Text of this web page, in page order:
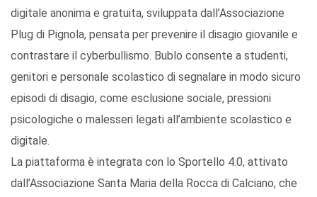
digitale anonima e gratuita, sviluppata dall’Associazione
Plug di Pignola, pensata per prevenire il disagio giovanile e
contrastare il cyberbullismo. Bublo consente a studenti,
genitori e personale scolastico di segnalare in modo sicuro
episodi di disagio, come esclusione sociale, pressioni
psicologiche o malesseri legati all’ambiente scolastico e
digitale.
La piattaforma è integrata con lo Sportello 4.0, attivato
dall’Associazione Santa Maria della Rocca di Calciano, che